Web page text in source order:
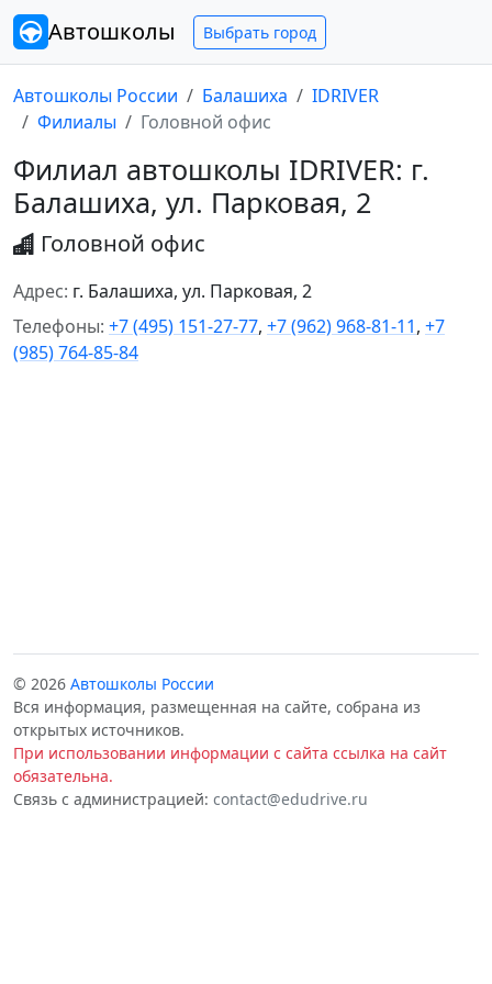
Автошколы Выбрать город
Автошколы России Балашиха
IDRIVER
Филиалы
Головной офис
Филиал автошколы IDRIVER: г.
Балашиха, ул. Парковая, 2
Головной офис
Адрес: г. Балашиха, ул. Парковая, 2
Телефоны: +7 (495) 151-27-77, +7 (962) 968-81-11, +7
(985) 764-85-84
© 2026 Автошколы России
Вся информация, размещенная на сайте, собрана из
открытых источников.
При использовании информации с сайта ссылка на сайт
обязательна.
Связь с администрацией: contact@edudrive.ru